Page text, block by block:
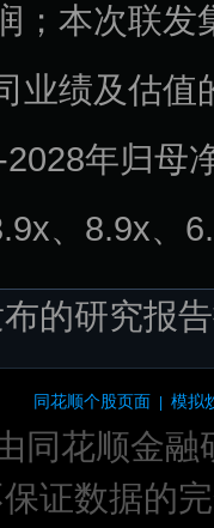
；本次联
业绩及估
年归母
、8.9x、
的研究报
同花顺个股页面 模拟
同花顺金
证数据的